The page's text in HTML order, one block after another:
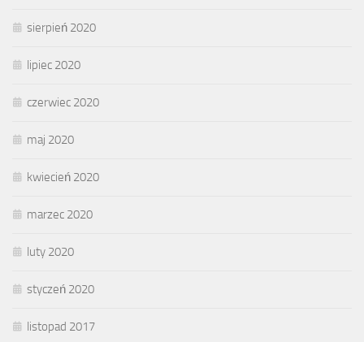
sierpień 2020
lipiec 2020
czerwiec 2020
maj 2020
kwiecień 2020
marzec 2020
luty 2020
styczeń 2020
listopad 2017